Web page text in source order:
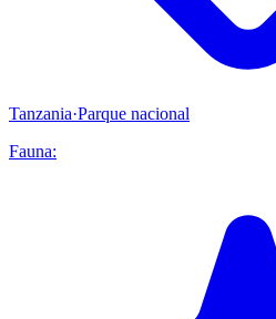
Tanzania·Parque nacional
Fauna: